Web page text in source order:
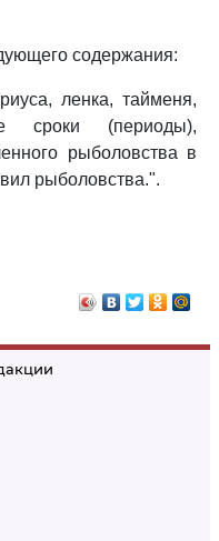
содержания:
ленка, тайменя,
сроки (периоды),
рыболовства в
рыболовства.".